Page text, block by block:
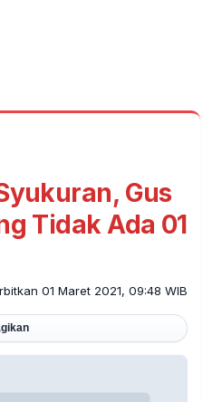
Gus
Tidak Ada 01
01 Maret 2021, 09:48 WIB